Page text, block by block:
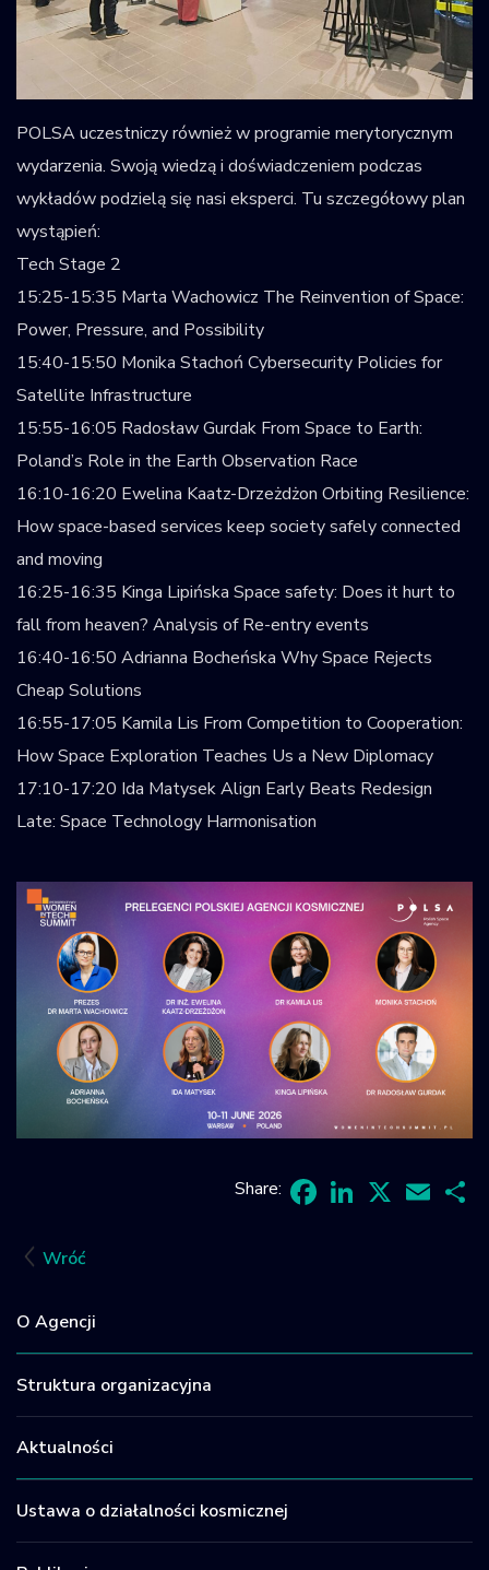
Wróć
O Agencji
Struktura organizacyjna
Aktualności
Ustawa o działalności kosmicznej
POLSA uczestniczy również w programie merytorycznym
wydarzenia. Swoją wiedzą i doświadczeniem podczas
wykładów podzielą się nasi eksperci. Tu szczegółowy plan
wystąpień:
Tech Stage 2
15:25-15:35 Marta Wachowicz The Reinvention of Space:
Power, Pressure, and Possibility
15:40-15:50 Monika Stachoń Cybersecurity Policies for
Satellite Infrastructure
15:55-16:05 Radosław Gurdak From Space to Earth:
Poland’s Role in the Earth Observation Race
16:10-16:20 Ewelina Kaatz-Drzeżdżon Orbiting Resilience:
How space-based services keep society safely connected
and moving
16:25-16:35 Kinga Lipińska Space safety: Does it hurt to
fall from heaven? Analysis of Re-entry events
16:40-16:50 Adrianna Bocheńska Why Space Rejects
Cheap Solutions
16:55-17:05 Kamila Lis From Competition to Cooperation:
How Space Exploration Teaches Us a New Diplomacy
17:10-17:20 Ida Matysek Align Early Beats Redesign
Late: Space Technology Harmonisation
Share: